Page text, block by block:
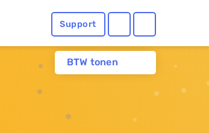
Support
BTW tonen